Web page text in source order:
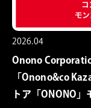
2026.04
Onono
「Onono&co
トア「ONONO